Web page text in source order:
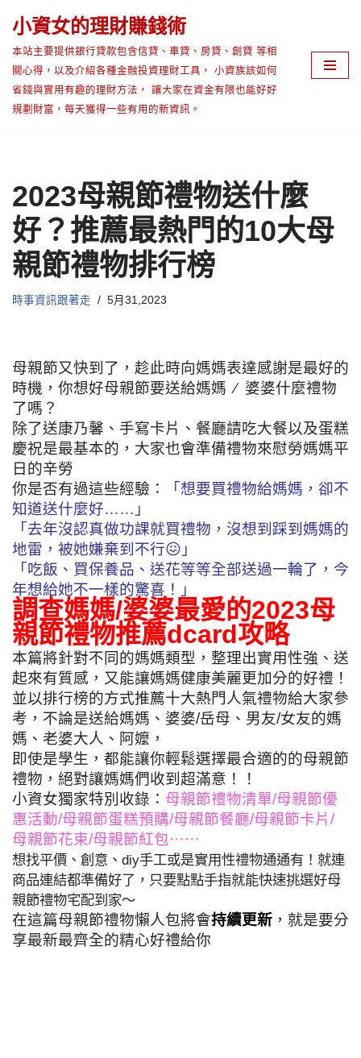
Skip
to
content
小資女的理財賺錢術
本站主要提供銀行貸款包含信貸、車貸、房貸、創貸 等相
關心得，以及介紹各種金融投資理財工具， 小資族該如何
省錢與實用有趣的理財方法， 讓大家在資金有限也能好好
規劃財富，每天獲得一些有用的新資訊。
2023母親節禮物送什麼
好？推薦最熱門的10大母
親節禮物排行榜
時事資訊跟著走 5月31,2023
母親節又快到了，趁此時向媽媽表達感謝是最好的
時機，你想好母親節要送給媽媽 ∕ 婆婆什麼禮物
了嗎？
除了送康乃馨、手寫卡片、餐廳請吃大餐以及蛋糕
慶祝是最基本的，大家也會準備禮物來慰勞媽媽平
日的辛勞
你是否有過這些經驗：
「想要買禮物給媽媽，卻不
知道送什麼好……」
「去年沒認真做功課就買禮物，沒想到踩到媽媽的
地雷，被她嫌棄到不行😖」
「吃飯、買保養品、送花等等全部送過一輪了，今
年想給她不一樣的驚喜！」
調查媽媽/婆婆最愛的2023母
親節禮物推薦dcard攻略
本篇將針對不同的媽媽類型，整理出實用性強、送
起來有質感，又能讓媽媽健康美麗更加分的好禮！
並以排行榜的方式推薦十大熱門人氣禮物給大家參
考，不論是送給媽媽、婆婆/岳母、男友/女友的媽
媽、老婆大人、阿嬤，
即使是學生，都能讓你輕鬆選擇最合適的的母親節
禮物，絕對讓媽媽們收到超滿意！！
小資女獨家特別收錄： 母親節禮物清單/母親節優
惠活動/母親節蛋糕預購/母親節餐廳/母親節卡片/
母親節花束/母親節紅包⋯⋯
想找平價、創意、diy手工或是實用性禮物通通有！就連
商品連結都準備好了，只要點點手指就能快速挑選好母
親節禮物宅配到家～
在這篇母親節禮物懶人包將會持續更新 ，就是要分
享最新最齊全的精心好禮給你